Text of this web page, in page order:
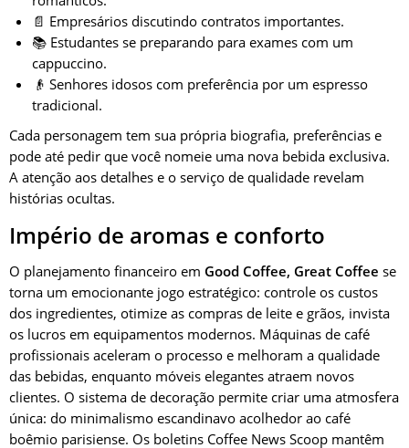
📄 Empresários discutindo contratos importantes.
📚 Estudantes se preparando para exames com um
cappuccino.
👴 Senhores idosos com preferência por um espresso
tradicional.
Cada personagem tem sua própria biografia, preferências e
pode até pedir que você nomeie uma nova bebida exclusiva.
A atenção aos detalhes e o serviço de qualidade revelam
histórias ocultas.
Império de aromas e conforto
O planejamento financeiro em Good Coffee, Great Coffee se
torna um emocionante jogo estratégico: controle os custos
dos ingredientes, otimize as compras de leite e grãos, invista
os lucros em equipamentos modernos. Máquinas de café
profissionais aceleram o processo e melhoram a qualidade
das bebidas, enquanto móveis elegantes atraem novos
clientes. O sistema de decoração permite criar uma atmosfera
única: do minimalismo escandinavo acolhedor ao café
boêmio parisiense. Os boletins Coffee News Scoop mantêm